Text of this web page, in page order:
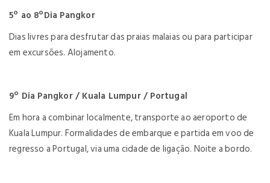
5º ao 8ºDia Pangkor
Dias livres para desfrutar das praias malaias ou para participar
em excursões. Alojamento.
9º Dia Pangkor / Kuala Lumpur / Portugal
Em hora a combinar localmente, transporte ao aeroporto de
Kuala Lumpur. Formalidades de embarque e partida em voo de
regresso a Portugal, via uma cidade de ligação. Noite a bordo.